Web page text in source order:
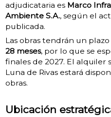
adjudicataria es Marco
Ambiente S.A., según el
publicada.
Las obras tendrán un
28 meses, por lo que se
finales de 2027. El alquiler
Luna de Rivas estará
obras.
Ubicación